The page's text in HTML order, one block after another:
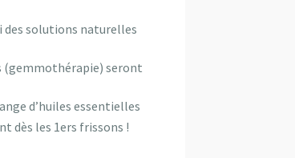
des solutions naturelles
(gemmothérapie) seront
d’huiles essentielles
dès les 1ers frissons !